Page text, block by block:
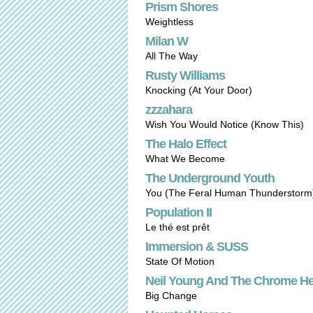
Prism Shores
Weightless
Milan W
All The Way
Rusty Williams
Knocking (At Your Door)
zzzahara
Wish You Would Notice (Know This)
The Halo Effect
What We Become
The Underground Youth
You (The Feral Human
Population II
Le thé est prêt
Immersion & SUSS
State Of Motion
Neil Young And The Chrome
Big Change